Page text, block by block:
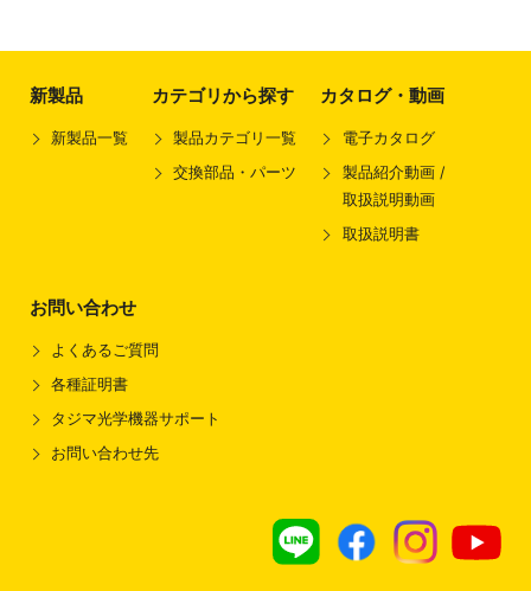
新製品
新製品一覧
カテゴリから探す
製品カテゴリ一覧
交換部品・パーツ
カタログ・動画
電子カタログ
製品紹介動画 /
取扱説明動画
取扱説明書
お問い合わせ
よくあるご質問
各種証明書
タジマ光学機器サポート
お問い合わせ先